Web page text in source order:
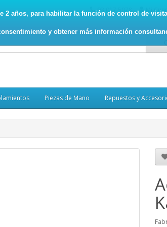
años, para habilitar la función de control de
y obtener más información
93.017.5078 Mi
Piezas de Mano Repuestos y